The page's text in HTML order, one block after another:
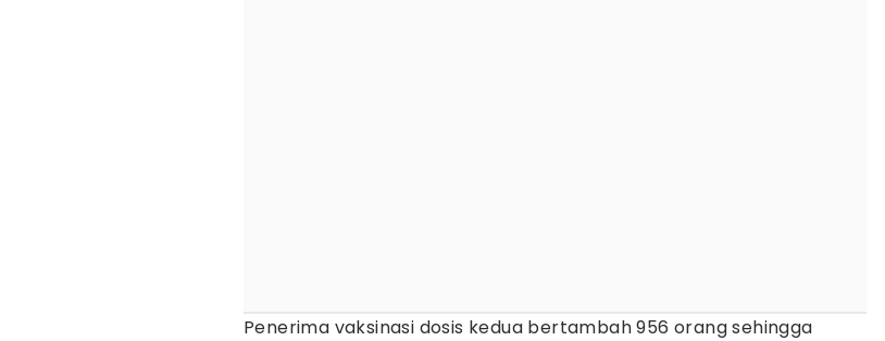
Penerima vaksinasi dosis kedua bertambah 956 orang sehingga